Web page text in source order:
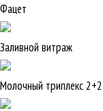
Фацет
Заливной витраж
Молочный триплекс 2+2